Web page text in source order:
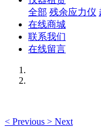
全部 残余应力仪
在线商城
联系我们
在线留言
< Previous > Next